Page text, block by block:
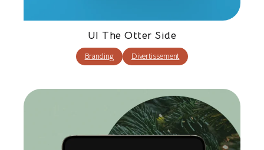
UI The Otter Side
Branding Divertissement